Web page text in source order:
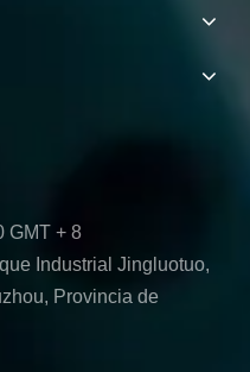
GMT + 8
Industrial Jingluotuo,
Provincia de